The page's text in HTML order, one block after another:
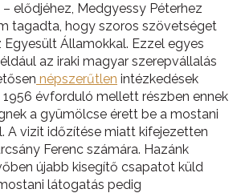
elődjéhez, Medgyessy Péterhez
tagadta, hogy szoros szövetséget
Egyesült Államokkal. Ezzel egyes
az iraki magyar szerepvállalás
népszerűtlen intézkedések
évforduló mellett részben ennek
a gyümölcse érett be a mostani
A vizit időzítése miatt kifejezetten
Ferenc számára. Hazánk
újabb kisegítő csapatot küld
látogatás pedig